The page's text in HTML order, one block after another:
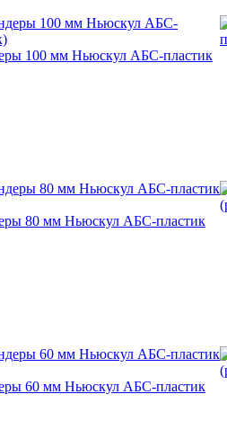
100 мм Ньюскул АБС-пластик
80 мм Ньюскул АБС-пластик
60 мм Ньюскул АБС-пластик